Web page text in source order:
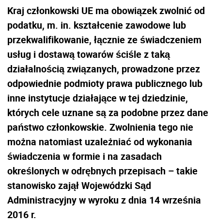
Kraj członkowski UE ma obowiązek zwolnić od
podatku, m. in. kształcenie zawodowe lub
przekwalifikowanie, łącznie ze świadczeniem
usług i dostawą towarów ściśle z taką
działalnością związanych, prowadzone przez
odpowiednie podmioty prawa publicznego lub
inne instytucje działające w tej dziedzinie,
których cele uznane są za podobne przez dane
państwo członkowskie. Zwolnienia tego nie
można natomiast uzależniać od wykonania
świadczenia w formie i na zasadach
określonych w odrębnych przepisach – takie
stanowisko zajął Wojewódzki Sąd
Administracyjny w wyroku z dnia 14 września
2016 r.